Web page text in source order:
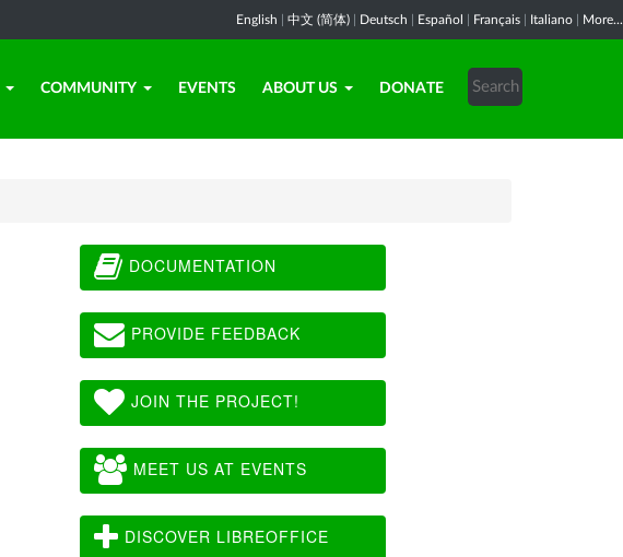
English 中文 (简体) Deutsch Español Français Italiano More...
COMMUNITY EVENTS ABOUT US DONATE
DOCUMENTATION
PROVIDE FEEDBACK
JOIN THE PROJECT!
MEET US AT EVENTS
DISCOVER LIBREOFFICE